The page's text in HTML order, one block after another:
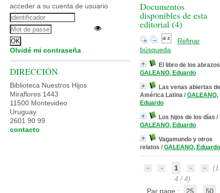
Documentos
disponibles de esta
editorial (4)
Refinar
búsqueda
El libro de los abrazos
GALEANO, Eduardo
Las venas abiertas de
América Latina / GALEANO,
Eduardo
Los hijos de los días /
GALEANO, Eduardo
Vagamundo y otros
relatos / GALEANO, Eduardo
1
4 / 4)
Par page :
25
50
acceder a su cuenta de usuario
Olvidé mi contraseña
DIRECCIÓN
Biblioteca Nuestros Hijos
Miraflores 1443
11500 Montevideo
Uruguay
2601 90 99
contacto